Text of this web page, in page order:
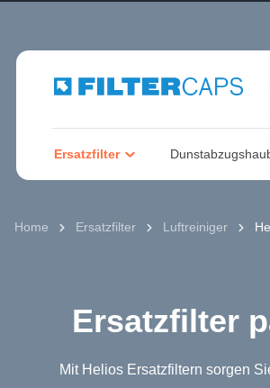
Home Ersatzfilter Luftreiniger
Ersatzfilter
Mit Helios Ersatzfiltern sorgen